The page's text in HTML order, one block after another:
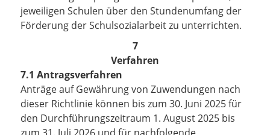
jeweiligen Schulen über den Stundenumfang der
Förderung der Schulsozialarbeit zu unterrichten.
7
Verfahren
7.1 Antragsverfahren
Anträge auf Gewährung von Zuwendungen nach
dieser Richtlinie können bis zum 30. Juni 2025 für
den Durchführungszeitraum 1. August 2025 bis